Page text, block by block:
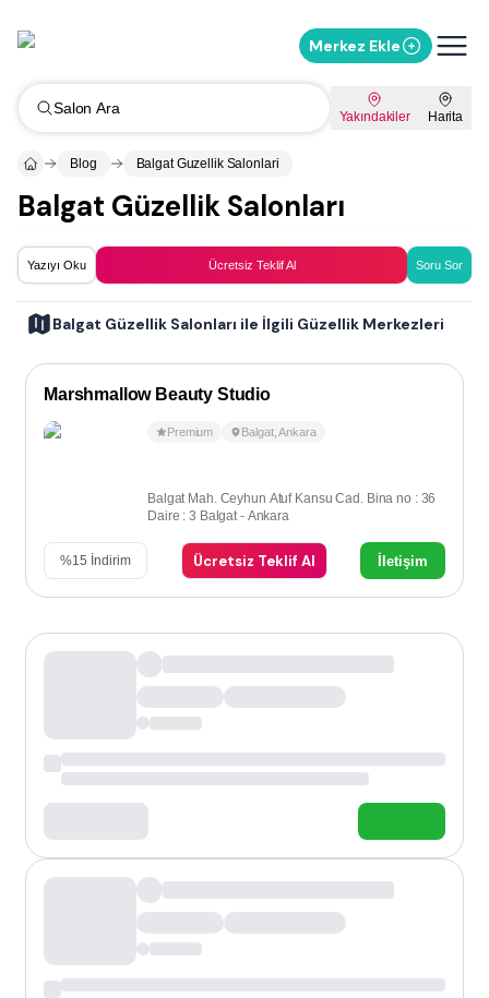
Merkez Ekle
Salon Ara Yakındakiler Harita
Blog Balgat Guzellik Salonlari
Balgat Güzellik Salonları
Yazıyı Oku Ücretsiz Teklif Al Soru Sor
Balgat Güzellik Salonları ile İlgili Güzellik Merkezleri
Marshmallow Beauty Studio
Premium Balgat,Ankara
Balgat Mah. Ceyhun Atuf Kansu Cad. Bina no : 36
Daire : 3 Balgat - Ankara
%15 İndirim Ücretsiz Teklif Al İletişim